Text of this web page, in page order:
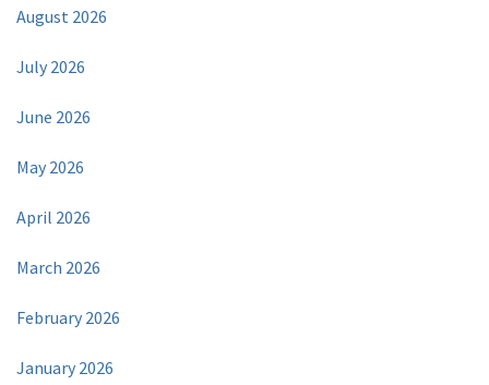
August 2026
July 2026
June 2026
May 2026
April 2026
March 2026
February 2026
January 2026